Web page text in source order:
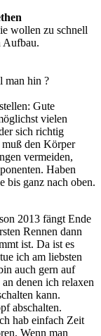
wollen zu schnell
Aufbau.
man hin ?
Gute
vielen
sich richtig
muß den Körper
vermeiden,
Haben
bis ganz nach oben.
2013 fängt Ende
Rennen dann
ist. Da ist es
ich am liebsten
auch gern auf
denen ich relaxen
kann.
abschalten.
hab einfach Zeit
Wenn man